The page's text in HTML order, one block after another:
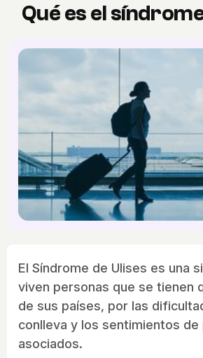
Qué es el
El Síndrome de Ulises es una
viven personas que se tienen
de sus países, por las
conlleva y los sentimientos de
asociados.